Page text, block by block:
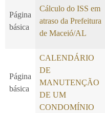
Página
básica
Cálculo do ISS em
atraso da Prefeitura
de Maceió/AL
Página
básica
CALENDÁRIO
DE
MANUTENÇÃO
DE UM
CONDOMÍNIO